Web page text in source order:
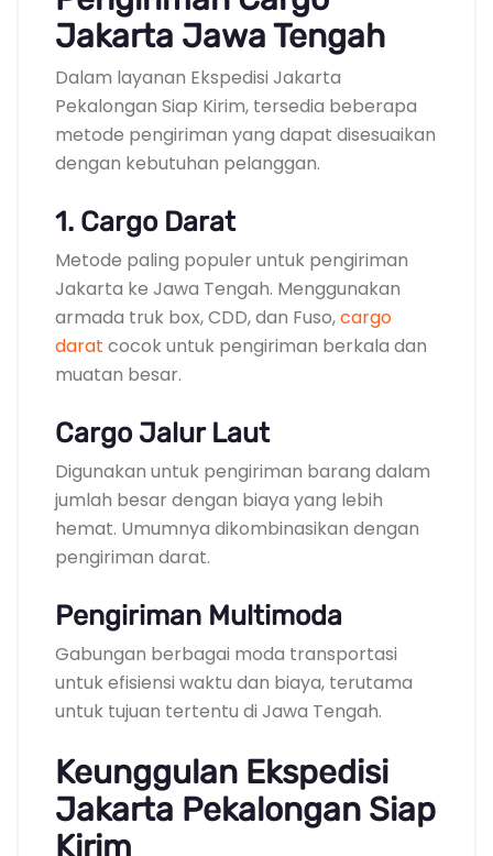
Jakarta Jawa Tengah
Dalam layanan Ekspedisi Jakarta
Pekalongan Siap Kirim, tersedia beberapa
metode pengiriman yang dapat disesuaikan
dengan kebutuhan pelanggan.
1. Cargo Darat
Metode paling populer untuk pengiriman
Jakarta ke Jawa Tengah. Menggunakan
armada truk box, CDD, dan Fuso,cargo
darat cocok untuk pengiriman berkala dan
muatan besar.
Cargo Jalur Laut
Digunakan untuk pengiriman barang dalam
jumlah besar dengan biaya yang lebih
hemat. Umumnya dikombinasikan dengan
pengiriman darat.
Pengiriman Multimoda
Gabungan berbagai moda transportasi
untuk efisiensi waktu dan biaya, terutama
untuk tujuan tertentu di Jawa Tengah.
Keunggulan Ekspedisi
Jakarta Pekalongan Siap
Kirim